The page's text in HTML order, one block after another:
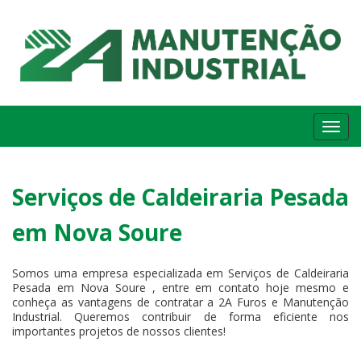
Serviços de Caldeiraria Pesada
em Nova Soure
Somos uma empresa especializada em Serviços de Caldeiraria
Pesada em Nova Soure , entre em contato hoje mesmo e
conheça as vantagens de contratar a 2A Furos e Manutenção
Industrial. Queremos contribuir de forma eficiente nos
importantes projetos de nossos clientes!